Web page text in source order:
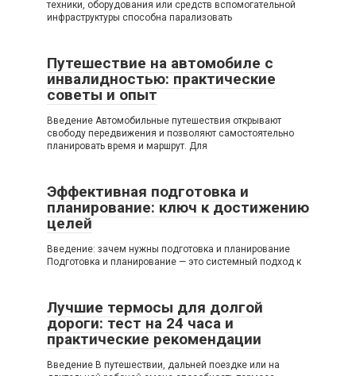
техники, оборудования или средств вспомогательной
инфраструктуры способна парализовать
Путешествие на автомобиле с
инвалидностью: практические
советы и опыт
Введение Автомобильные путешествия открывают
свободу передвижения и позволяют самостоятельно
планировать время и маршрут. Для
Эффективная подготовка и
планирование: ключ к достижению
целей
Введение: зачем нужны подготовка и планирование
Подготовка и планирование — это системный подход к
Лучшие термосы для долгой
дороги: тест на 24 часа и
практические рекомендации
Введение В путешествии, дальней поездке или на